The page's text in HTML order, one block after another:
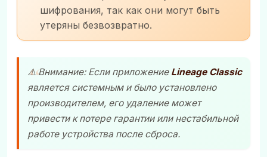
шифрования, так как они могут быть
утеряны безвозвратно.
⚠️ Внимание: Если приложение Lineage Classic
является системным и было установлено
производителем, его удаление может
привести к потере гарантии или нестабильной
работе устройства после сброса.